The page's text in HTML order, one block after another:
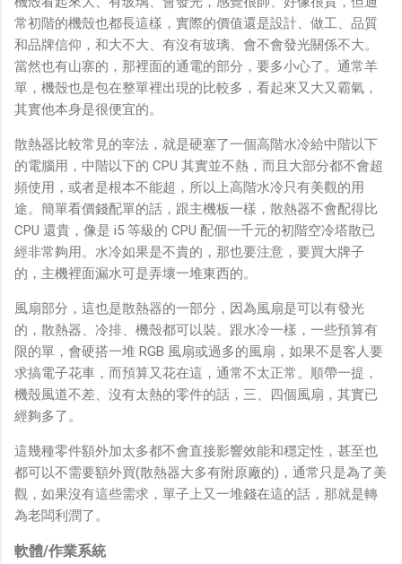
常初階的機殼也都長這樣，實際的價值還是設計、做工、品質
和品牌信仰，和大不大、有沒有玻璃、會不會發光關係不大。
當然也有山寨的，那裡面的通電的部分，要多小心了。通常羊
單，機殼也是包在整單裡出現的比較多，看起來又大又霸氣，
其實他本身是很便宜的。
散熱器比較常見的宰法，就是硬塞了一個高階水冷給中階以下
的電腦用，中階以下的 CPU 其實並不熱，而且大部分都不會超
頻使用，或者是根本不能超，所以上高階水冷只有美觀的用
途。簡單看價錢配單的話，跟主機板一樣，散熱器不會配得比
CPU 還貴，像是 i5 等級的 CPU 配個一千元的初階空冷塔散已
經非常夠用。水冷如果是不貴的，那也要注意，要買大牌子
的，主機裡面漏水可是弄壞一堆東西的。
風扇部分，這也是散熱器的一部分，因為風扇是可以有發光
的，散熱器、冷排、機殼都可以裝。跟水冷一樣，一些預算有
限的單，會硬搭一堆 RGB 風扇或過多的風扇，如果不是客人要
求搞電子花車，而預算又花在這，通常不太正常。順帶一提，
機殼風道不差、沒有太熱的零件的話，三、四個風扇，其實已
經夠多了。
這幾種零件額外加太多都不會直接影響效能和穩定性，甚至也
都可以不需要額外買(散熱器大多有附原廠的)，通常只是為了美
觀，如果沒有這些需求，單子上又一堆錢在這的話，那就是轉
為老闆利潤了。
軟體/作業系統